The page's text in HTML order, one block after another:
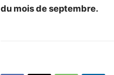
du mois de septembre.